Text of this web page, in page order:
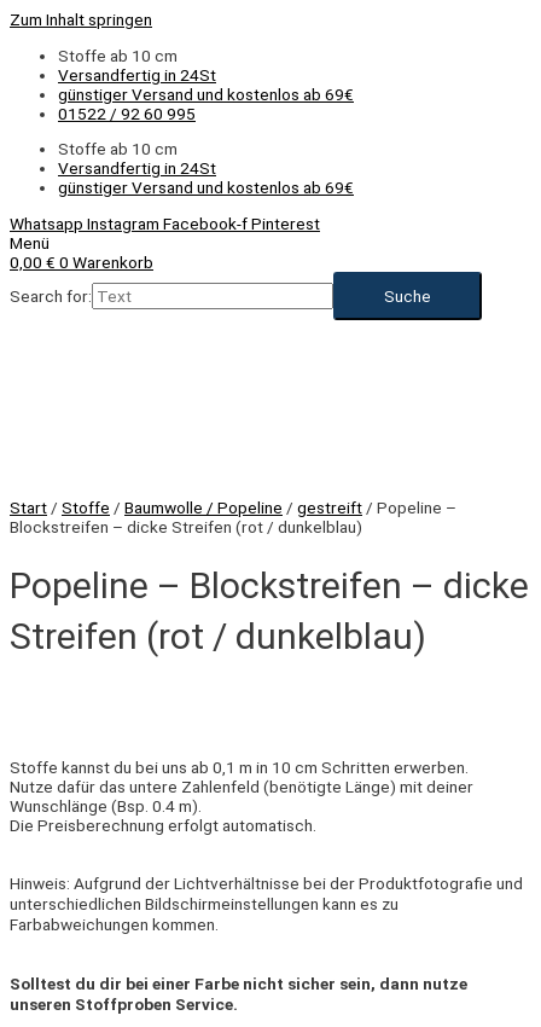
Zum Inhalt springen
Stoffe ab 10 cm
Versandfertig in 24St
günstiger Versand und kostenlos ab 69€
01522 / 92 60 995
Stoffe ab 10 cm
Versandfertig in 24St
günstiger Versand und kostenlos ab 69€
Whatsapp Instagram Facebook-fPinterest
Menü
0,00 € 0 Warenkorb
Search for:
Start / Stoffe / Baumwolle / Popeline / gestreift / Popeline –
Blockstreifen – dicke Streifen (rot / dunkelblau)
Popeline – Blockstreifen – dicke
Streifen (rot / dunkelblau)
Stoffe kannst du bei uns ab 0,1 m in 10 cm Schritten erwerben.
Nutze dafür das untere Zahlenfeld (benötigte Länge) mit deiner
Wunschlänge (Bsp. 0.4 m).
Die Preisberechnung erfolgt automatisch.
Hinweis: Aufgrund der Lichtverhältnisse bei der Produktfotografie und
unterschiedlichen Bildschirmeinstellungen kann es zu
Farbabweichungen kommen.
Solltest du dir bei einer Farbe nicht sicher sein, dann nutze
unseren Stoffproben Service.